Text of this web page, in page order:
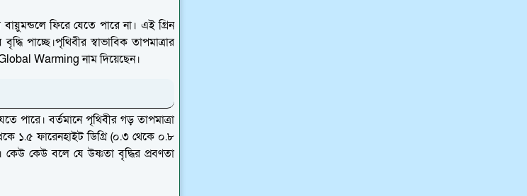
ফিরে যেতে পারে না। এই গ্রিন
পাচ্ছে।পৃথিবীর স্বাভাবিক তাপমাত্রার
Global Warming নাম দিয়েছেন।
পারে। বর্তমানে পৃথিবীর গড় তাপমাত্রা
১.৫ ফারেনহাইট ডিগ্রি (০.৩ থেকে ০.৮
কেউ কেউ বলে যে উষ্ণতা বৃদ্ধির প্রবণতা